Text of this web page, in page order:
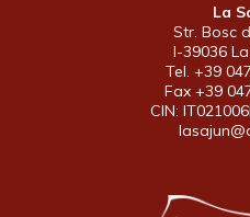
La
Str. Bosc
I-39036
Tel. +39
Fax +39
CIN: